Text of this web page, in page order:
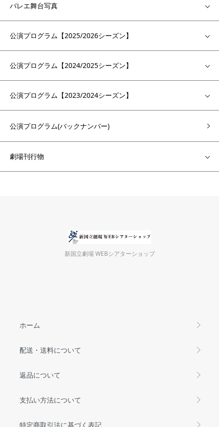
バレエ舞台写真
公演プログラム【2025/2026シーズン】
公演プログラム【2024/2025シーズン】
公演プログラム【2023/2024シーズン】
公演プログラム(バックナンバー)
劇場刊行物
新国立劇場 WEBシアターショップ
ホーム
配送・送料について
返品について
支払い方法について
特定商取引法に基づく表記